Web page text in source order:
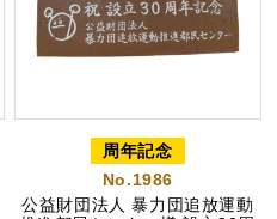
周年記念
No.1986
公益財団法人 暴力団追放運動